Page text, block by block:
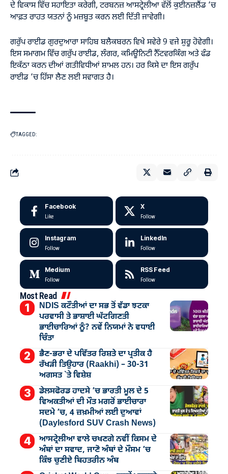
ਦੇ ਵਿਕਾਸ ਵਿੱਚ ਸਹਾਇਤਾ ਕਰੇਗੀ, ਟਰਬਨਜ਼ ਆਸਟ੍ਰੇਲੀਆ ਵੱਲੋਂ ਕੁਈਨਜ਼ਲੈਂਡ ’ਚ
ਆਫ਼ਤ ਰਾਹਤ ਯਤਨਾਂ ਨੂੰ ਮਜ਼ਬੂਤ ਕਰਨ ਲਈ ਦਿੱਤੀ ਜਾਵੇਗੀ।
ਗਰੁੱਪ ਰਾਈਡ ਗੁਰਦੁਆਰਾ ਸਾਹਿਬ ਬਲੈਕਬਰਨ ਵਿਖੇ ਸਵੇਰੇ 9 ਵਜੇ ਸ਼ੁਰੂ ਹੋਵੇਗੀ।
ਇਸ ਸਮਾਗਮ ਵਿੱਚ ਗਰੁੱਪ ਰਾਈਡ, ਲੰਗਰ, ਕਮਿਊਨਿਟੀ ਨੈੱਟਵਰਕਿੰਗ ਅਤੇ ਫੰਡ
ਇਕੱਠਾ ਕਰਨ ਦੀਆਂ ਗਤੀਵਿਧੀਆਂ ਸ਼ਾਮਲ ਹਨ। ਹਰ ਕਿਸੇ ਦਾ ਇਸ ਗਰੁੱਪ
ਰਾਈਡ ’ਚ ਹਿੱਸਾ ਲੈਣ ਲਈ ਸਵਾਗਤ ਹੈ।
TAGGED:
Facebook
Like
X
Follow
Instagram
Follow
LinkedIn
Follow
Medium
Follow
RSS Feed
Follow
Most Read
NDIS ਕਟੌਤੀਆਂ ਦਾ ਸਭ ਤੋਂ ਵੱਡਾ ਝਟਕਾ
ਪਰਵਾਸੀ ਤੇ ਭਾਸ਼ਾਈ ਘੱਟਗਿਣਤੀ
ਭਾਈਚਾਰਿਆਂ ਨੂੰ? ਨਵੇਂ ਨਿਯਮਾਂ ਨੇ ਵਧਾਈ
ਚਿੰਤਾ
ਭੈਣ-ਭਰਾ ਦੇ ਪਵਿੱਤਰ ਰਿਸ਼ਤੇ ਦਾ ਪ੍ਰਤੀਕ ਹੈ
ਰੱਖੜੀ ਤਿਉਹਾਰ (Raakhi) – 30-31
ਅਗਸਤ `ਤੇ ਵਿਸ਼ੇਸ਼
ਡੇਲਸਫੋਰਡ ਹਾਦਸੇ ’ਚ ਭਾਰਤੀ ਮੂਲ ਦੇ 5
ਵਿਅਕਤੀਆਂ ਦੀ ਮੌਤ ਮਗਰੋਂ ਭਾਈਚਾਰਾ
ਸਦਮੇ ’ਚ, 4 ਜ਼ਖ਼ਮੀਆਂ ਲਈ ਦੁਆਵਾਂ
(Daylesford SUV Crash News)
ਆਸਟ੍ਰੇਲੀਆ ਵਾਲੇ ਚਖਣਗੇ ਨਵੀਂ ਕਿਸਮ ਦੇ
ਅੰਬਾਂ ਦਾ ਸਵਾਦ, ਜਾਣੋ ਅੰਬਾਂ ਦੇ ਮੌਸਮ ’ਚ
ਕਿੰਝ ਚੁਣੀਏ ਬਿਹਤਰੀਨ ਅੰਬ